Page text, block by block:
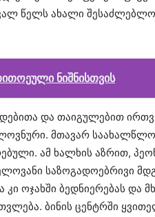
წელს ახალი
ნიშნისთვის
და თაიგულებით
მთავარ
ამ ხალხის აზრით,
საზოგადოებრივი
ოჯახში ბედნიერებას და
ბინის ცენტრში